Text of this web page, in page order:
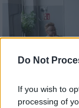
Do Not
If you wish to
processing of